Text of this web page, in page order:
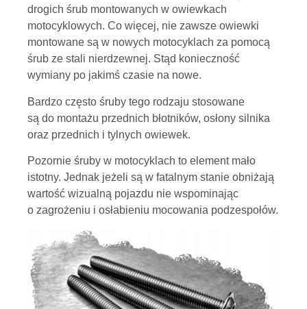
drogich śrub montowanych w owiewkach
motocyklowych. Co więcej, nie zawsze owiewki
montowane są w nowych motocyklach za pomocą
śrub ze stali nierdzewnej. Stąd konieczność
wymiany po jakimś czasie na nowe.
Bardzo często śruby tego rodzaju stosowane
są do montażu przednich błotników, osłony silnika
oraz przednich i tylnych owiewek.
Pozornie śruby w motocyklach to element mało
istotny. Jednak jeżeli są w fatalnym stanie obniżają
wartość wizualną pojazdu nie wspominając
o zagrożeniu i osłabieniu mocowania podzespołów.